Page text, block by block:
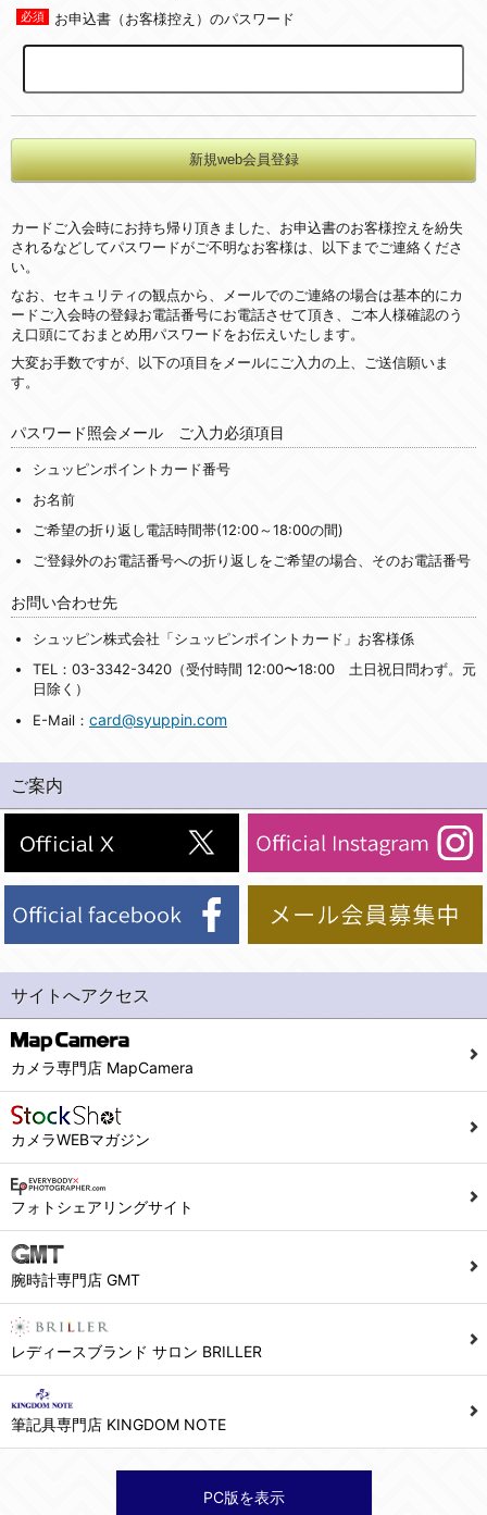
お申込書（お客様控え）のパスワード
カードご入会時にお持ち帰り頂きました、お申込書のお客様控えを紛失
されるなどしてパスワードがご不明なお客様は、以下までご連絡くださ
い。
なお、セキュリティの観点から、メールでのご連絡の場合は基本的にカ
ードご入会時の登録お電話番号にお電話させて頂き、ご本人様確認のう
え口頭にておまとめ用パスワードをお伝えいたします。
大変お手数ですが、以下の項目をメールにご入力の上、ご送信願いま
す。
パスワード照会メール ご入力必須項目
シュッピンポイントカード番号
お名前
ご希望の折り返し電話時間帯(12:00～18:00の間)
ご登録外のお電話番号への折り返しをご希望の場合、そのお電話番号
お問い合わせ先
シュッピン株式会社「シュッピンポイントカード」お客様係
TEL：03-3342-3420（受付時間 12:00〜18:00 土日祝日問わず。元
日除く）
E-Mail： card@syuppin.com
ご案内
サイトへアクセス
カメラ専門店 MapCamera
カメラWEBマガジン
フォトシェアリングサイト
腕時計専門店 GMT
レディースブランド サロン BRILLER
筆記具専門店 KINGDOM NOTE
PC版を表示